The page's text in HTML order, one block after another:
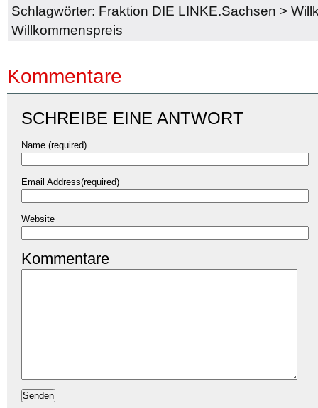
Schlagwörter: Fraktion DIE LINKE.Sachsen >
Willkommenspreis
Kommentare
SCHREIBE EINE ANTWORT
Name (required)
Email Address(required)
Website
Kommentare